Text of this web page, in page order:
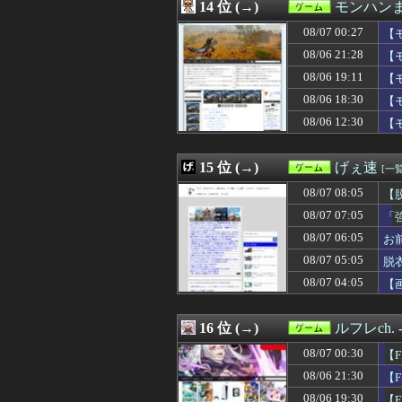
08/06 16:47
【速報】堂本光
08/06 16:30
60年代のクラシ
08/06 16:08
【ウマ娘】新し
08/06 16:00
【ウマ娘】ポッ
08/06 16:00
『ほの暮しの庭
08/06 15:03
【遊戯王】「
08/06 15:01
ダンジョン探索
08/06 15:01
【ウマ娘】夏の
08/06 15:00
【艦これ＆一般
08/06 15:00
【FF14】新髪型
14 位 (→) モンハン
08/07 00:27
08/06 21:28
08/06 19:11
08/06 18:30
08/06 12:30
15 位 (→) げぇ速 [一
08/07 08:05
08/07 07:05
08/07 06:05
お
08/07 05:05
脱
08/07 04:05
16 位 (→) ルフレch.
08/07 00:30
08/06 21:30
08/06 19:30